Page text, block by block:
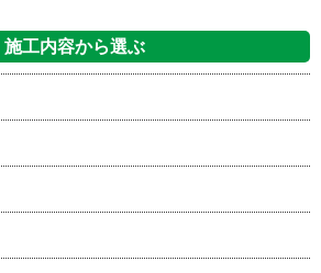
施工内容から選ぶ